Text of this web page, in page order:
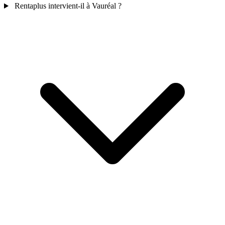
Rentaplus intervient-il à Vauréal ?